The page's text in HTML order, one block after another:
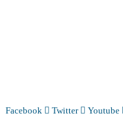
Facebook Twitter Youtube